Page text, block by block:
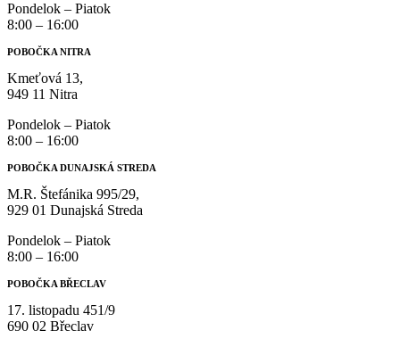
Pondelok – Piatok
8:00 – 16:00
POBOČKA NITRA
Kmeťová 13,
949 11 Nitra
Pondelok – Piatok
8:00 – 16:00
POBOČKA DUNAJSKÁ STREDA
M.R. Štefánika 995/29,
929 01 Dunajská Streda
Pondelok – Piatok
8:00 – 16:00
POBOČKA BŘECLAV
17. listopadu 451/9
690 02 Břeclav